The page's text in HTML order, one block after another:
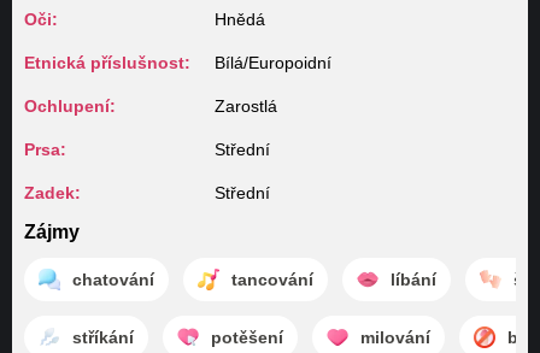
Oči: Hnědá
Etnická příslušnost: Bílá/Europoidní
Ochlupení: Zarostlá
Prsa: Střední
Zadek: Střední
Zájmy
chatování tancování líbání
stříkání potěšení milování